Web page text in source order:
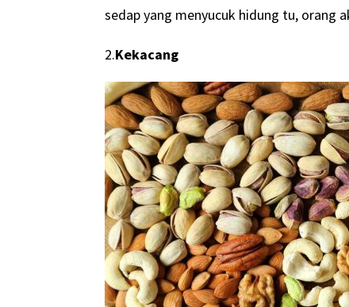
sedap yang menyucuk hidung tu, orang
2.Kekacang